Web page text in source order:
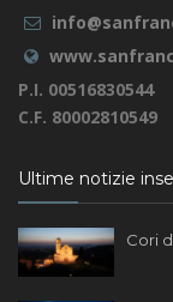
P.I. 00516830544
C.F. 80002810549
Ultime notizie
Cori